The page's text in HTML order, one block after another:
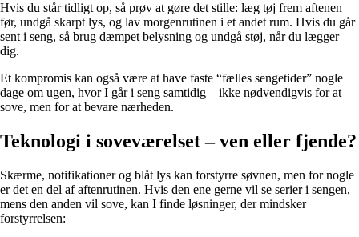
Hvis du står tidligt op, så prøv at gøre det stille: læg tøj frem aftenen
før, undgå skarpt lys, og lav morgenrutinen i et andet rum. Hvis du går
sent i seng, så brug dæmpet belysning og undgå støj, når du lægger
dig.
Et kompromis kan også være at have faste “fælles sengetider” nogle
dage om ugen, hvor I går i seng samtidig – ikke nødvendigvis for at
sove, men for at bevare nærheden.
Teknologi i soveværelset – ven eller fjende?
Skærme, notifikationer og blåt lys kan forstyrre søvnen, men for nogle
er det en del af aftenrutinen. Hvis den ene gerne vil se serier i sengen,
mens den anden vil sove, kan I finde løsninger, der mindsker
forstyrrelsen: